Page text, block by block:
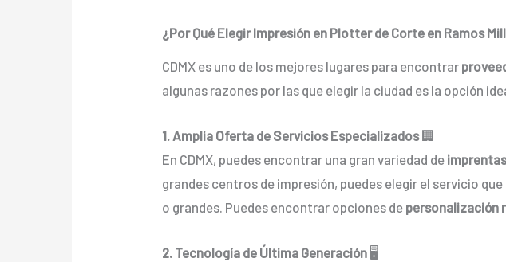
¿Por Qué Elegir Impresión en Plotter de Corte en Ramos
CDMX es uno de los mejores lugares para encontrar
algunas razones por las que elegir la ciudad es la opción
1. Amplia Oferta de Servicios Especializados🏢
En CDMX, puedes encontrar una gran variedad de
grandes centros de impresión, puedes elegir el servicio
o grandes. Puedes encontrar opciones de personalización
2. Tecnología de Última Generación 🖥️